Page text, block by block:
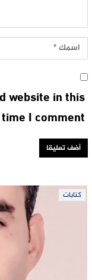
website in this
I comment.
كتابات